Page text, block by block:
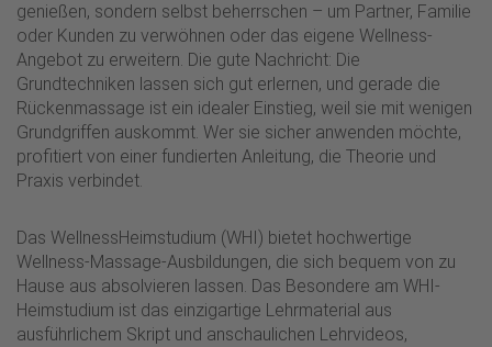
genießen, sondern selbst beherrschen – um Partner, Familie
oder Kunden zu verwöhnen oder das eigene Wellness-
Angebot zu erweitern. Die gute Nachricht: Die
Grundtechniken lassen sich gut erlernen, und gerade die
Rückenmassage ist ein idealer Einstieg, weil sie mit wenigen
Grundgriffen auskommt. Wer sie sicher anwenden möchte,
profitiert von einer fundierten Anleitung, die Theorie und
Praxis verbindet.
Das WellnessHeimstudium (WHI) bietet hochwertige
Wellness-Massage-Ausbildungen, die sich bequem von zu
Hause aus absolvieren lassen. Das Besondere am WHI-
Heimstudium ist das einzigartige Lehrmaterial aus
ausführlichem Skript und anschaulichen Lehrvideos,